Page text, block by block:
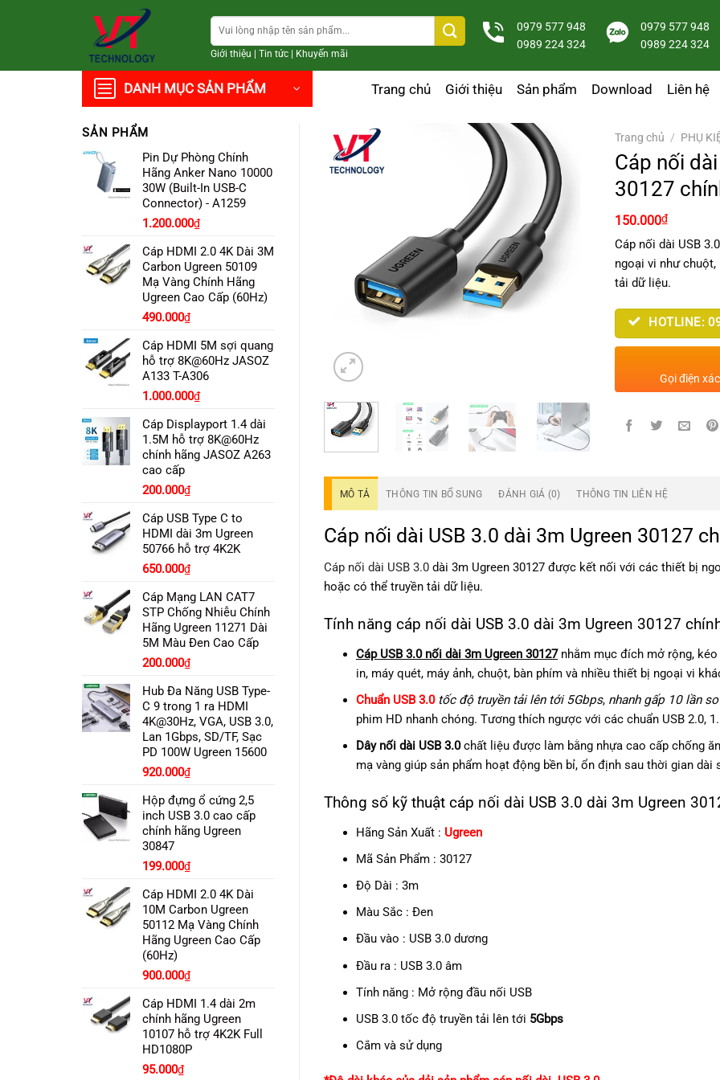
Tìm
kiếm:
Giới thiệu Tin tức| Khuyến mãi
0979 577 948
0989 224 324
0979 577 948
0989 224 324
DANH MỤC SẢN PHẨM Trang chủ Giới thiệu Sản phẩm Download Liên hệ
SẢN PHẨM
Pin Dự Phòng Chính
Hãng Anker Nano 10000
30W (Built-In USB-C
Connector) - A1259
Giá
là:
1.350.000₫.
1.200.000₫Giá
tại
là:
1.200.000₫.
Cáp HDMI 2.0 4K Dài 3M
Carbon Ugreen 50109
Mạ Vàng Chính Hãng
Ugreen Cao Cấp (60Hz)
490.000₫
Cáp HDMI 5M sợi quang
hỗ trợ 8K@60Hz JASOZ
A133 T-A306
Giá
là:
1.150.000₫.
1.000.000₫Giá
tại
là:
1.000.000₫.
Cáp Displayport 1.4 dài
1.5M hỗ trợ 8K@60Hz
chính hãng JASOZ A263
cao cấp
Giá
là:
250.000₫.
200.000₫Giá
tại
là:
200.000₫.
Cáp USB Type C to
HDMI dài 3m Ugreen
50766 hỗ trợ 4K2K
650.000₫
Cáp Mạng LAN CAT7
STP Chống Nhiễu Chính
Hãng Ugreen 11271 Dài
5M Màu Đen Cao Cấp
200.000₫
Hub Đa Năng USB Type-
C 9 trong 1 ra HDMI
4K@30Hz, VGA, USB 3.0,
Lan 1Gbps, SD/TF, Sạc
PD 100W Ugreen 15600
Giá
là:
1.350.000₫.
920.000₫Giá
tại
là:
920.000₫.
Hộp đựng ổ cứng 2,5
inch USB 3.0 cao cấp
chính hãng Ugreen
30847
199.000₫
Cáp HDMI 2.0 4K Dài
10M Carbon Ugreen
50112 Mạ Vàng Chính
Hãng Ugreen Cao Cấp
(60Hz)
900.000₫
Cáp HDMI 1.4 dài 2m
chính hãng Ugreen
10107 hỗ trợ 4K2K Full
HD1080P
Giá
95.000₫Giá
Trang chủ / PHỤ
Cáp nối
30127
150.000₫
Cáp nối dài USB
ngoại vi như
tải dữ liệu.
HOTLINE:
Gọi điện
MÔ TẢ THÔNG TIN BỔ SUNG ĐÁNH GIÁ (0) THÔNG TIN LIÊN HỆ
Cáp nối dài USB 3.0 dài 3m Ugreen 30127
Cáp nối dài USB 3.0 dài 3m Ugreen 30127 được kết nối với các thiết bị
hoặc có thể truyền tải dữ liệu.
Tính năng cáp nối dài USB 3.0 dài 3m Ugreen 30127
Cáp USB 3.0 nối dài 3m Ugreen 30127nhằm mục đích mở rộng,
in, máy quét, máy ảnh, chuột, bàn phím và nhiều thiết bị ngoại vi
Chuẩn USB 3.0 tốc độ truyền tải lên tới 5Gbps, nhanh gấp 10 lần
phim HD nhanh chóng. Tương thích ngược với các chuẩn USB 2.0,
Dây nối dài USB 3.0chất liệu được làm bằng nhựa cao cấp chống
mạ vàng giúp sản phẩm hoạt động bền bỉ, ổn định sau thời gian dài
Thông số kỹ thuật cáp nối dài USB 3.0 dài 3m Ugreen
Hãng Sản Xuất : Ugreen
Mã Sản Phẩm : 30127
Độ Dài : 3m
Màu Sắc : Đen
Đầu vào : USB 3.0 dương
Đầu ra : USB 3.0 âm
Tính năng : Mở rộng đầu nối USB
USB 3.0 tốc độ truyền tải lên tới 5Gbps
Cắm và sử dụng